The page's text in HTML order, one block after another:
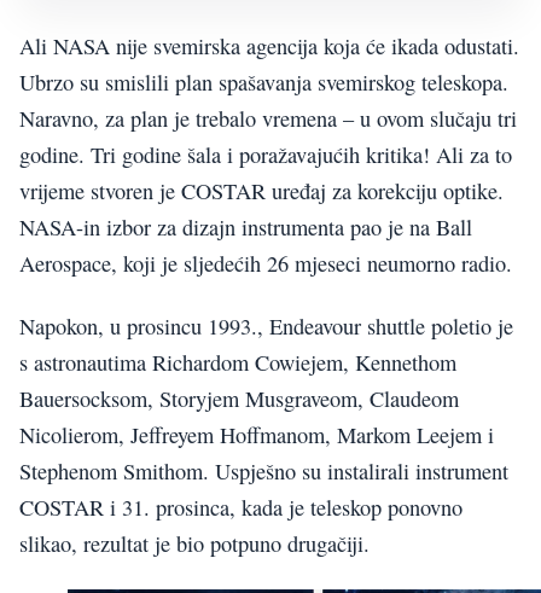
Ali NASA nije svemirska agencija koja će ikada odustati.
Ubrzo su smislili plan spašavanja svemirskog teleskopa.
Naravno, za plan je trebalo vremena – u ovom slučaju tri
godine. Tri godine šala i poražavajućih kritika! Ali za to
vrijeme stvoren je COSTAR uređaj za korekciju optike.
NASA-in izbor za dizajn instrumenta pao je na Ball
Aerospace, koji je sljedećih 26 mjeseci neumorno radio.
Napokon, u prosincu 1993., Endeavour shuttle poletio je
s astronautima Richardom Cowiejem, Kennethom
Bauersocksom, Storyjem Musgraveom, Claudeom
Nicolierom, Jeffreyem Hoffmanom, Markom Leejem i
Stephenom Smithom. Uspješno su instalirali instrument
COSTAR i 31. prosinca, kada je teleskop ponovno
slikao, rezultat je bio potpuno drugačiji.